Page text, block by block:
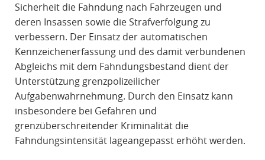
Sicherheit die Fahndung nach Fahrzeugen und
deren Insassen sowie die Strafverfolgung zu
verbessern. Der Einsatz der automatischen
Kennzeichenerfassung und des damit verbundenen
Abgleichs mit dem Fahndungsbestand dient der
Unterstützung grenzpolizeilicher
Aufgabenwahrnehmung. Durch den Einsatz kann
insbesondere bei Gefahren und
grenzüberschreitender Kriminalität die
Fahndungsintensität lageangepasst erhöht werden.